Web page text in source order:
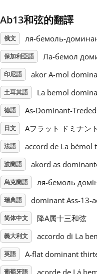
Português
Русский
Tiếng Việt
Türkçe
Українська
Ab13和弦的翻譯
俄文 ля-бемоль-
保加利亞語 Ла-бемол
印尼語 akor A-mol
土耳其語 La bemol
德語 As-Dominant-
日文 Aフラット ドミナン
法語 accord de La bémol
波蘭語 akord as
烏克蘭語 ля-бемоль
瑞典語 dominant Ass-13-
简体中文 降A属十三和弦
義大利文 accordo di La
英語 A-flat dominant
葡萄牙語